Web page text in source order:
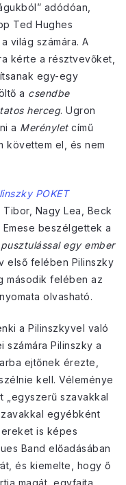
adódóan,
Ted Hughes
világ számára. A
kérte a résztvevőket,
egy-egy
a csendbe
herceg. Ugron
a Merényletcímű
követtem el, és nem
POKET
Tibor, Nagy Lea, Beck
beszélgettek a
egy ember
első felében Pilinszky
második felében az
olvasható.
a Pilinszkyvel való
számára Pilinszky a
ejtőnek érezte,
kell. Véleménye
„egyszerű szavakkal
egyébként
is képes
Band előadásában
át, és kiemelte, hogy ő
magát, egyfajta